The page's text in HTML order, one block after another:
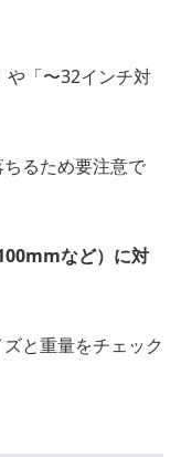
「〜32インチ対
るため要注意で
など）に対
と重量をチェック